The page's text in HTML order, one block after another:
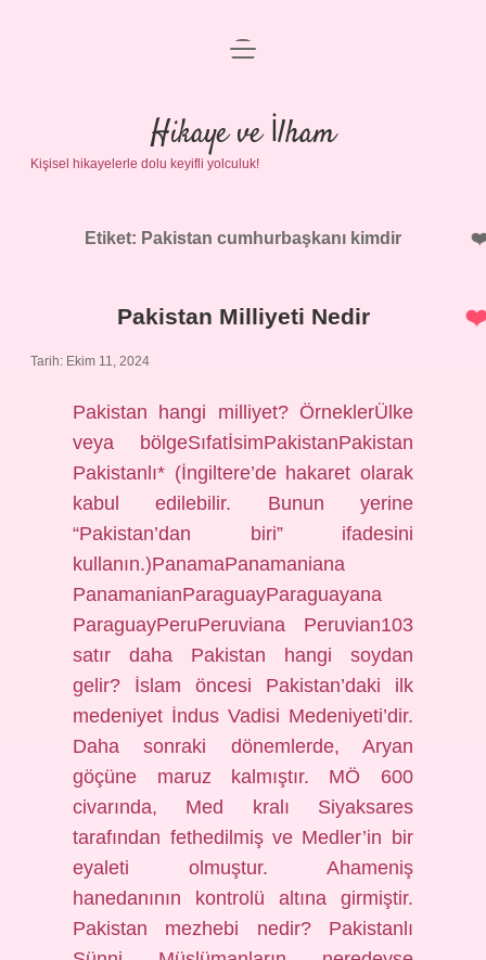
Anasayfa
Gizlilik Politikası
Yasal Uyarı
menüyü
Hikaye ve İlham
Kişisel hikayelerle dolu keyifli yolculuk!
Etiket: Pakistan cumhurbaşkanı kimdir
Pakistan Milliyeti Nedir
Tarih: Ekim 11, 2024
Pakistan hangi milliyet? ÖrneklerÜlke
veya bölgeSıfatİsimPakistanPakistan
Pakistanlı* (İngiltere’de hakaret olarak
kabul edilebilir. Bunun yerine
“Pakistan’dan biri” ifadesini
kullanın.)PanamaPanamaniana
PanamanianParaguayParaguayana
ParaguayPeruPeruviana Peruvian103
satır daha Pakistan hangi soydan
gelir? İslam öncesi Pakistan’daki ilk
medeniyet İndus Vadisi Medeniyeti’dir.
Daha sonraki dönemlerde, Aryan
göçüne maruz kalmıştır. MÖ 600
civarında, Med kralı Siyaksares
tarafından fethedilmiş ve Medler’in bir
eyaleti olmuştur. Ahameniş
hanedanının kontrolü altına girmiştir.
Pakistan mezhebi nedir? Pakistanlı